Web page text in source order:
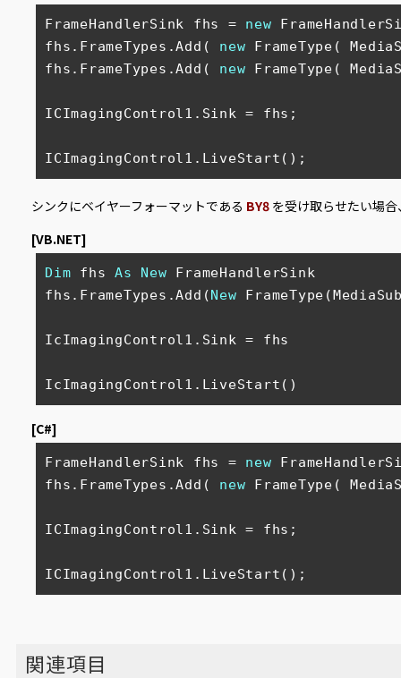
FrameHandlerSink fhs = new
fhs.FrameTypes.Add( new FrameType(
fhs.FrameTypes.Add( new FrameType(
ICImagingControl1.Sink = fhs;
ICImagingControl1.LiveStart();
シンクにベイヤーフォーマットである BY8 を受け取らせたい場
[VB.NET]
Dim fhs As New FrameHandlerSink
fhs.FrameTypes.Add(New
IcImagingControl1.Sink = fhs
IcImagingControl1.LiveStart()
[C#]
FrameHandlerSink fhs = new
fhs.FrameTypes.Add( new FrameType(
ICImagingControl1.Sink = fhs;
ICImagingControl1.LiveStart();
関連項目